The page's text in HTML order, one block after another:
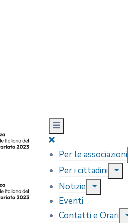
Per le associazioni
Per i cittadini
Notizie
Eventi
Contatti e Orari